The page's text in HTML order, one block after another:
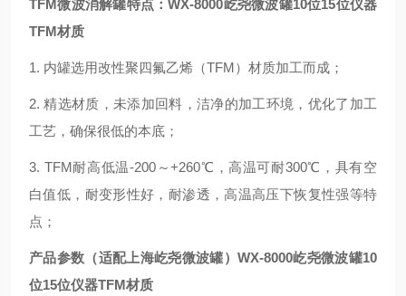
TFM微波消解罐特点：WX-8000屹尧微波罐10位15位仪器
TFM材质
1. 内罐选用改性聚四氟乙烯（TFM）材质加工而成；
2. 精选材质，未添加回料，洁净的加工环境，优化了加工
工艺，确保很低的本底；
3. TFM耐高低温-200～+260℃，高温可耐300℃，具有空
白值低，耐变形性好，耐渗透，高温高压下恢复性强等特
点；
产品参数（适配上海屹尧微波罐）WX-8000屹尧微波罐10
位15位仪器TFM材质